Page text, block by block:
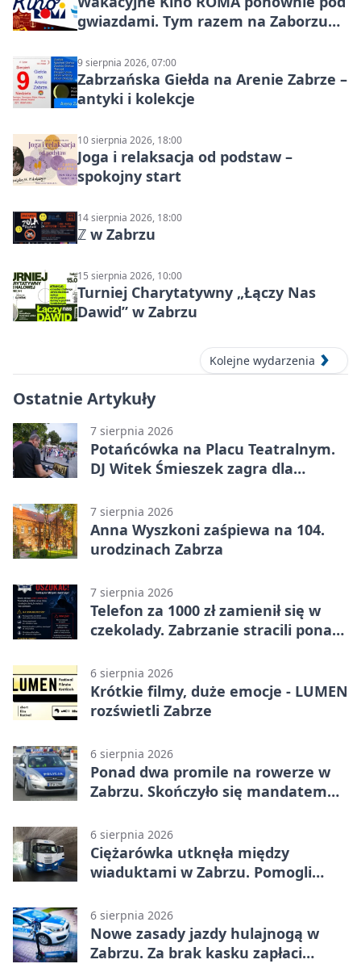
gwiazdami. Tym razem na Zaborzu
9 sierpnia 2026, 07:00
Zabrzańska Giełda na Arenie Zabrze –
antyki i kolekcje
10 sierpnia 2026, 18:00
Joga i relaksacja od podstaw –
spokojny start
14 sierpnia 2026, 18:00
ℤ w Zabrzu
15 sierpnia 2026, 10:00
Turniej Charytatywny „Łączy Nas
Dawid” w Zabrzu
Kolejne wydarzenia
Ostatnie Artykuły
7 sierpnia 2026
Potańcówka na Placu Teatralnym.
DJ Witek Śmieszek zagra dla
7 sierpnia 2026
Anna Wyszkoni zaśpiewa na 104.
urodzinach Zabrza
7 sierpnia 2026
Telefon za 1000 zł zamienił się w
czekolady. Zabrzanie stracili ponad
6 sierpnia 2026
Krótkie filmy, duże emocje - LUMEN
rozświetli Zabrze
6 sierpnia 2026
Ponad dwa promile na rowerze w
Zabrzu. Skończyło się mandatem
6 sierpnia 2026
Ciężarówka utknęła między
wiaduktami w Zabrzu. Pomogli
6 sierpnia 2026
Nowe zasady jazdy hulajnogą w
Zabrzu. Za brak kasku zapłaci